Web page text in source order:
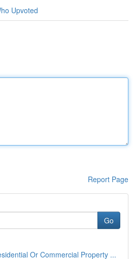
Upvoted
Report Page
Go
Or Commercial Property ...